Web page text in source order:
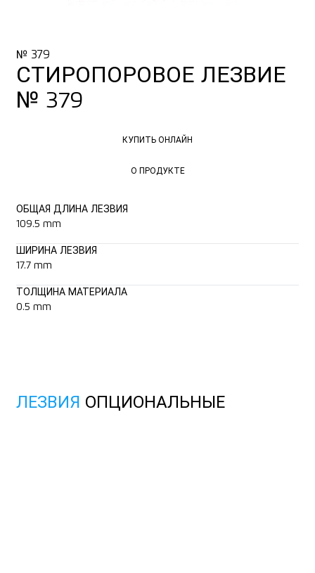
№ 379
СТИРОПОРОВОЕ ЛЕЗВИЕ
№ 379
КУПИТЬ ОНЛАЙН
О ПРОДУКТЕ
ОБЩАЯ ДЛИНА ЛЕЗВИЯ
109.5 mm
ШИРИНА ЛЕЗВИЯ
17.7 mm
ТОЛЩИНА МАТЕРИАЛА
0.5 mm
ЛЕЗВИЯ ОПЦИОНАЛЬНЫЕ